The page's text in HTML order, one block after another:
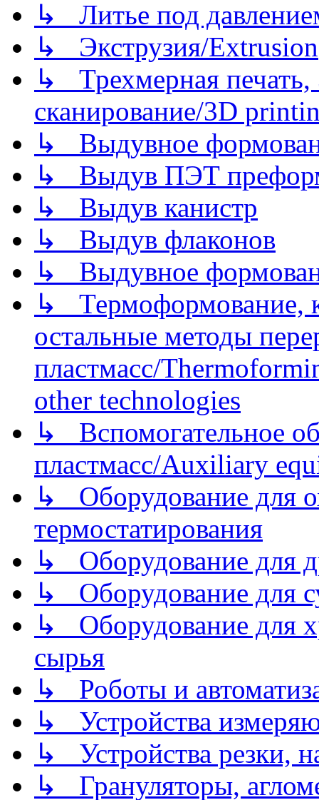
↳ Литье под
↳ Экструзия/Extrusion
↳ Трехмерная
сканирование/3D
↳ Выдувное
↳ Выдув ПЭТ
↳ Выдув канистр
↳ Выдув флаконов
↳ Выдувное
↳ Термоформование,
остальные методы
пластмасс/
other technologies
↳ Вспомогательное
пластмасс/Auxiliary
↳ Оборудование для
термостатирования
↳ Оборудование для
↳ Оборудование для
↳ Оборудование для
сырья
↳ Роботы и
↳ Устройства
↳ Устройства резки,
↳ Грануляторы,